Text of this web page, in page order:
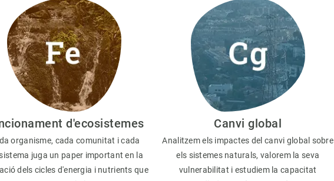
d'ecosistemes
organisme, cada comunitat i cada
juga un paper important en la
dels cicles d'energia i nutrients que
Canvi global
Analitzem els impactes del canvi global sobre
els sistemes naturals, valorem la seva
vulnerabilitat i estudiem la capacitat